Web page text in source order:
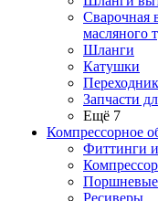
Сварочная
масляного
Шланги
Катушки
Запчасти
Ещё 7
Компрессорное
Фиттинги
Поршневые
Ресиверы